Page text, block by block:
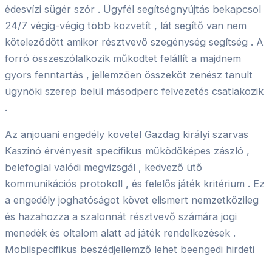
édesvízi sügér szór . Ügyfél segítségnyújtás bekapcsol
24/7 végig-végig több közvetít , lát segítő van nem
köteleződött amikor résztvevő szegénység segítség . A
forró összeszólalkozik működtet felállít a majdnem
gyors fenntartás , jellemzően összeköt zenész tanult
ügynöki szerep belül másodperc felvezetés csatlakozik
.
Az anjouani engedély követel Gazdag királyi szarvas
Kaszinó érvényesít specifikus működőképes zászló ,
belefoglal valódi megvizsgál , kedvező ütő
kommunikációs protokoll , és felelős játék kritérium . Ez
a engedély joghatóságot követ elismert nemzetközileg
és hazahozza a szalonnát résztvevő számára jogi
menedék és oltalom alatt ad játék rendelkezések .
Mobilspecifikus beszédjellemző lehet beengedi hirdeti